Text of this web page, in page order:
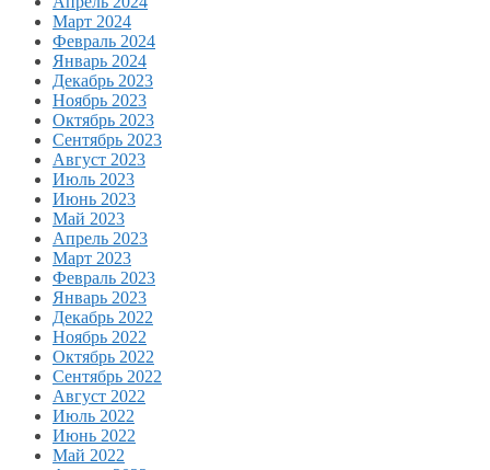
Март 2024
Февраль 2024
Январь 2024
Декабрь 2023
Ноябрь 2023
Октябрь 2023
Сентябрь 2023
Август 2023
Июль 2023
Июнь 2023
Май 2023
Апрель 2023
Март 2023
Февраль 2023
Январь 2023
Декабрь 2022
Ноябрь 2022
Октябрь 2022
Сентябрь 2022
Август 2022
Июль 2022
Июнь 2022
Май 2022